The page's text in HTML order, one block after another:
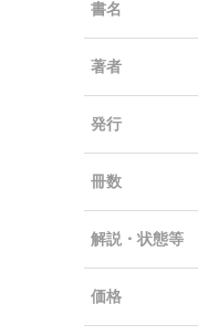
書名
著者
発行
冊数
解説・状態等
価格